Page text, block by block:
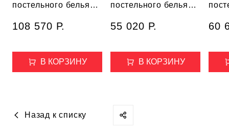
постельного белья
108 570 Р.
В КОРЗИНУ
постельного белья
55 020 Р.
В КОРЗИНУ
60
Назад к списку